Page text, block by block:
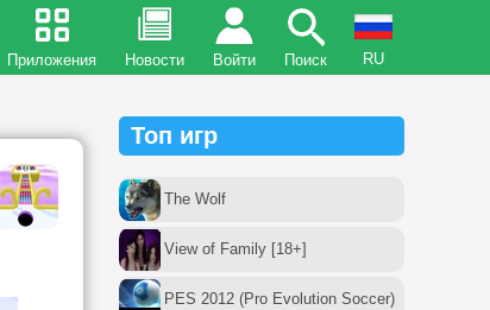
Приложения Новости Войти Поиск RU
Топ игр
The Wolf
View of Family [18+]
PES 2012 (Pro Evolution Soccer)